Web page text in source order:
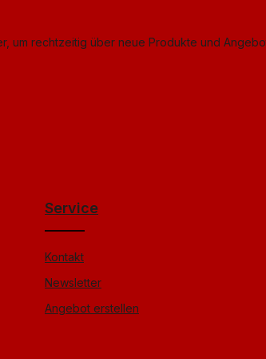
um rechtzeitig über neue Produkte und
Service
Kontakt
Newsletter
Angebot erstellen